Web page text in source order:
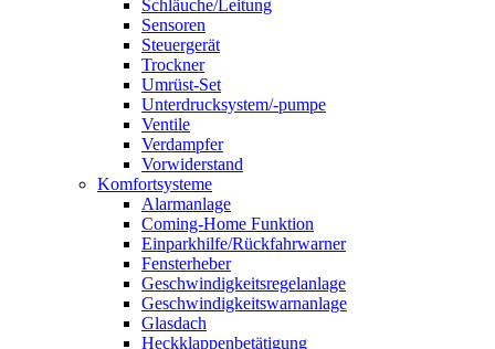
Schläuche/Leitung
Sensoren
Steuergerät
Trockner
Umrüst-Set
Unterdrucksystem/-pumpe
Ventile
Verdampfer
Vorwiderstand
Komfortsysteme
Alarmanlage
Coming-Home Funktion
Einparkhilfe/Rückfahrwarner
Fensterheber
Geschwindigkeitsregelanlage
Geschwindigkeitswarnanlage
Glasdach
Heckklappenbetätigung